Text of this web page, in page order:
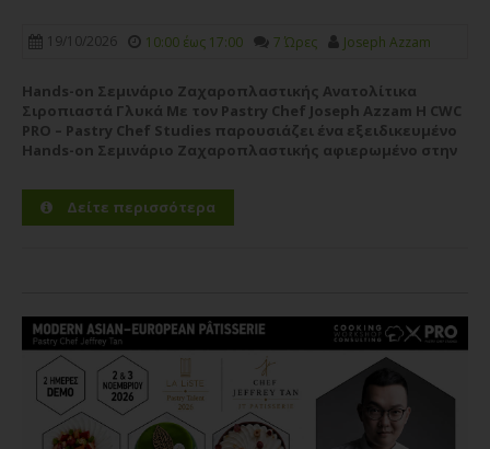
19/10/2026 10:00 έως 17:00 7 Ώρες Joseph Azzam
Hands-on Σεμινάριο Ζαχαροπλαστικής Ανατολίτικα
Σιροπιαστά Γλυκά Με τον Pastry Chef Joseph Azzam Η CWC
PRO – Pastry Chef Studies παρουσιάζει ένα εξειδικευμένο
Hands-on Σεμινάριο Ζαχαροπλαστικής αφιερωμένο στην
με εισηγητή τον έμπειρο Pastry Chef Joseph...
Δείτε περισσότερα